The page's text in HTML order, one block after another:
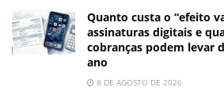
Quanto custa o “efeito
assinaturas digitais e
cobranças podem levar
ano
8 DE AGOSTO DE 2026